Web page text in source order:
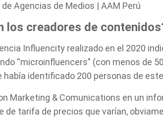
Agencias de Medios | AAM Perú
los creadores de
Influencity realizado en el 2020
“microinfluencers” (con menos de
identificado 200 personas de
Marketing & Comunications en un
de tarifa de precios que varían,